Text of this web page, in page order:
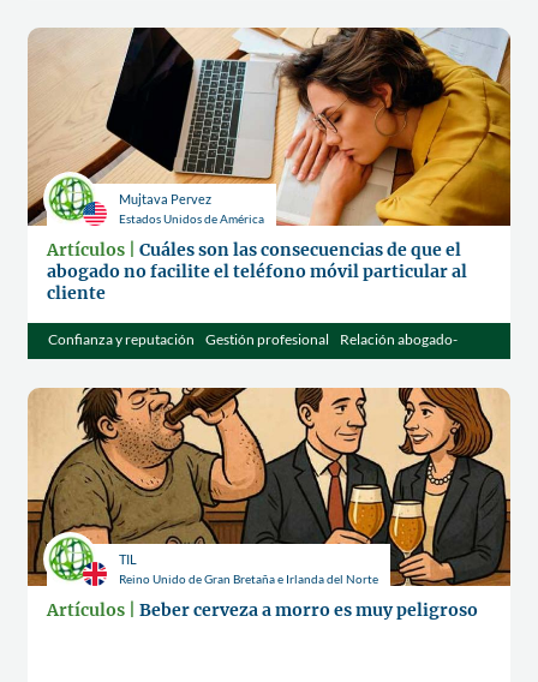
Mujtava Pervez
Estados Unidos de América
Artículos |Cuáles son las consecuencias de que el
abogado no facilite el teléfono móvil particular al
cliente
Confianza y reputación Gestión profesional
Relación abogado-
cliente
TIL
Reino Unido de Gran Bretaña e Irlanda del Norte
Artículos |Beber cerveza a morro es muy peligroso